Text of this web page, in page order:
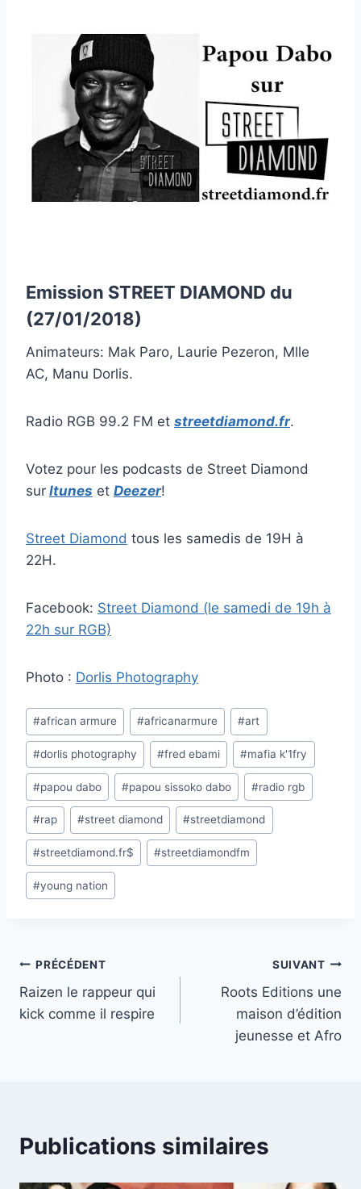
Emission STREET DIAMOND du
(27/01/2018)
Animateurs: Mak Paro, Laurie Pezeron, Mlle
AC, Manu Dorlis.
Radio RGB 99.2 FM et streetdiamond.fr.
Votez pour les podcasts de Street Diamond
sur Itunes et Deezer!
Street Diamond tous les samedis de 19H à
22H.
Facebook: Street Diamond (le samedi de 19h à
22h sur RGB)
Photo : Dorlis Photography
Étiquettes
de
la
publication :
#african armure #africanarmure #art
#dorlis photography #fred ebami #mafia k'1fry
#papou dabo #papou sissoko dabo #radio rgb
#rap #street diamond #streetdiamond
#streetdiamond.fr$ #streetdiamondfm
#young nation
Navigation
de
PRÉCÉDENT
Raizen le rappeur qui
kick comme il respire
SUIVANT
Roots Editions une
maison d’édition
jeunesse et Afro
Publications similaires